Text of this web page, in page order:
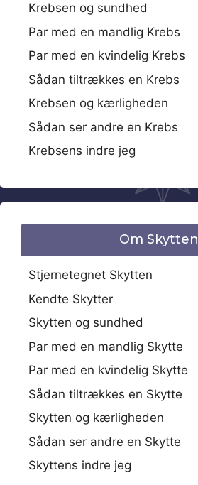
Krebsen og sundhed
Par med en mandlig Krebs
Par med en kvindelig Krebs
Sådan tiltrækkes en Krebs
Krebsen og kærligheden
Sådan ser andre en Krebs
Krebsens indre jeg
Om Skytten
Stjernetegnet Skytten
Kendte Skytter
Skytten og sundhed
Par med en mandlig Skytte
Par med en kvindelig Skytte
Sådan tiltrækkes en Skytte
Skytten og kærligheden
Sådan ser andre en Skytte
Skyttens indre jeg